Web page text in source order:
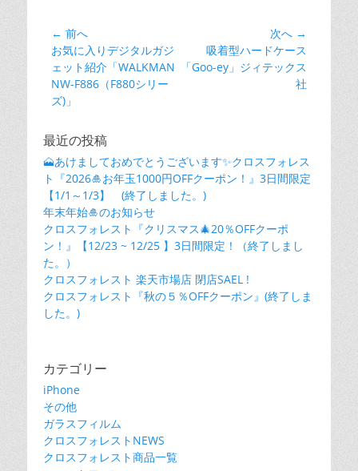
投
稿
ナ
ビ
ー
シ
ョ
ン
← 前へ
前
の
投
稿:
お気に入りデジタルガジ
ェット紹介「WALKMAN
NW-F886（F880シリー
ズ)」
次へ →
の
吸着型ハードケース
「Goo-ey」ジィテックス
社
最近の投稿
🗻あけましておめでとうございます✨クロスフォレス
ト『2026🎍お年玉1000円OFFクーポン！』3日間限定
【1/1～1/3】 (終了しました。)
年末年始🎍のお知らせ
クロスフォレスト『クリスマス🎄20％OFFクーポ
ン！』【12/23 ~ 12/25 】3日間限定！（終了しまし
た。）
クロスフォレスト 楽天市場店 閉店SAEL !
クロスフォレスト『秋の５％OFFクーポン』(終了しま
した。)
カテゴリー
iPhone
その他
ガラスフィルム
クロスフォレストNEWS
クロスフォレスト商品一覧